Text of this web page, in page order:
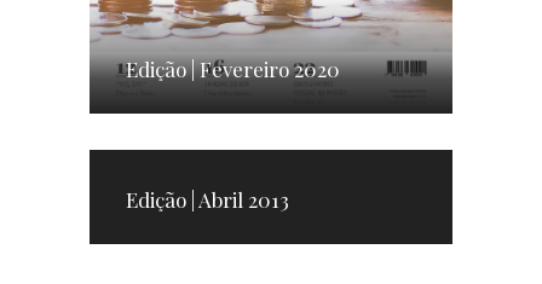
Edição | Fevereiro 2020
Edição | Abril 2013